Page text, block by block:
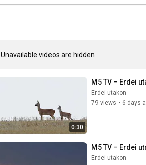
Unavailable videos are hidden
0:30
M5 TV – Erdei
Erdei utakon
79 views • 6 days
M5 TV – Erdei
Erdei utakon